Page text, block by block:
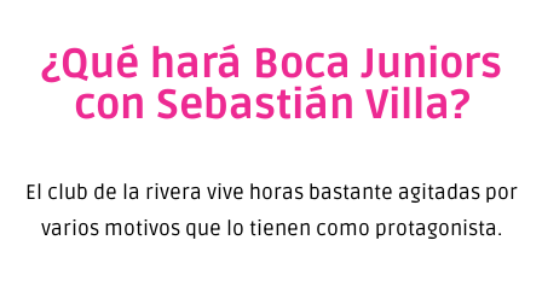
¿Qué hará Boca Juniors
con Sebastián Villa?
El club de la rivera vive horas bastante agitadas por
varios motivos que lo tienen como protagonista.